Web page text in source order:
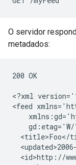
O servidor
metadados:
200 OK
<?xml
<feed
<title>Foo</
<id>http://